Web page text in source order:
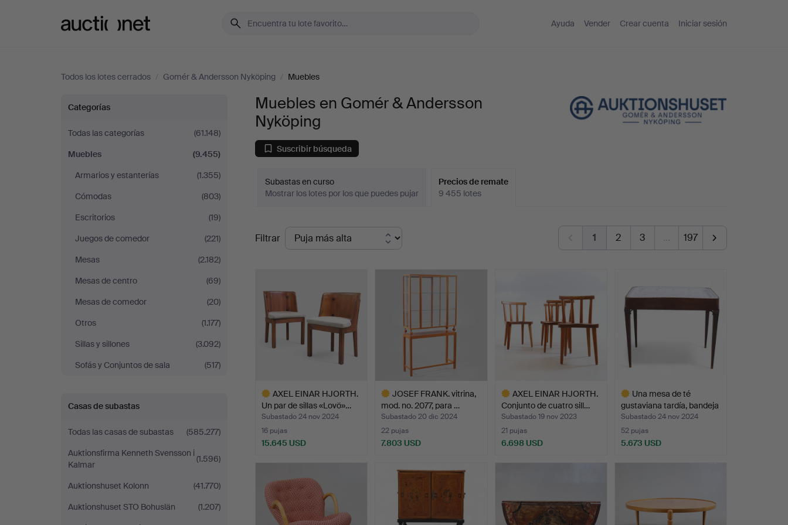
Ayuda Vender Crear cuenta Iniciar sesión
Todos los lotes cerrados / Gomér & Andersson Nyköping / Muebles
Muebles
en
Gomér
Andersson
Nyköping
Categorías
Todas las categorías
(61.148)
Muebles
(9.455)
Armarios y estanterías
(1.355)
Cómodas
(803)
Escritorios
(19)
Juegos de comedor
(221)
Mesas
(2.182)
Mesas de centro
(69)
Mesas de comedor
(20)
Otros
(1.177)
Sillas y sillones
(3.092)
Sofás y Conjuntos de sala
(517)
Casas de subastas
Todas las casas de subastas
(585.277)
Auktionsfirma Kenneth Svensson i
Kalmar
(1.596)
Auktionshuset Kolonn
(41.770)
Auktionshuset STO Bohuslän
(1.207)
Muebles en Gomér & Andersson
Nyköping
Suscribir búsqueda
Subastas en curso
Mostrar los lotes por los que puedes pujar
Precios de remate
9 455 lotes
Precios
de
Filtrar 1 2 3 … 197
AXEL EINAR HJORTH.
Un par de sillas «Lovö»…
Subastado 24 nov 2024
16 pujas
15.645 USD
JOSEF FRANK. vitrina,
mod. no. 2077, para …
Subastado 20 dic 2024
22 pujas
7.803 USD
seleccionado
AXEL EINAR HJORTH.
Conjunto de cuatro sill…
Subastado 19 nov 2023
21 pujas
6.698 USD
Una mesa de té
gustaviana tardía, bandeja
…
Subastado 24 nov 2024
52 pujas
5.673 USD